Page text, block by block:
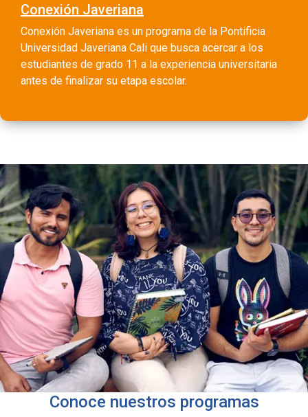
Conexión Javeriana
Conexión Javeriana es un programa de la Pontificia
Universidad Javeriana Cali que busca acercar a los
estudiantes de grado 11 a la experiencia universitaria
antes de finalizar su etapa escolar.
Conoce nuestros programas